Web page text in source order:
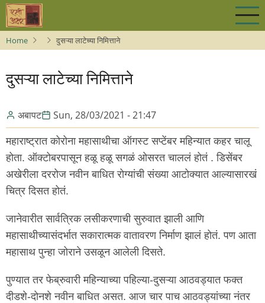
Skip
main
content
Home दुसऱ्या लाटेच्या निमित्ताने
दुसऱ्या लाटेच्या निमित्ताने
अबापट Sun, 28/03/2021 - 21:47
महाराष्ट्रात कोरोना महासाथीचा ऑगस्ट सप्टेंबर महिन्यात कहर चालू
होता. ऑक्टोबरपासून हळू हळू सगळं ओसरत चाललं होतं . डिसेंबर
अखेरीला दररोज नवीन बाधित रोग्यांची संख्या आटोक्यात आल्यासारखं
चित्र दिसत होतं.
जानेवारीत सार्वत्रिक लसीकरणाची सुरुवात झाली आणि
महासाथीच्यासंदर्भात सकारात्मक वातावरण निर्माण झालं होतं. पण आता
महासाथ पुन्हा जोराने उसळून आलेली दिसते.
पुण्यात तर फेब्रुवारी महिन्याच्या पहिल्या-दुसऱ्या आठवड्यात फक्त
दीडशे-दोनशे नवीन बाधित असत. आज चार पाच आठवड्यांच्या नंतर